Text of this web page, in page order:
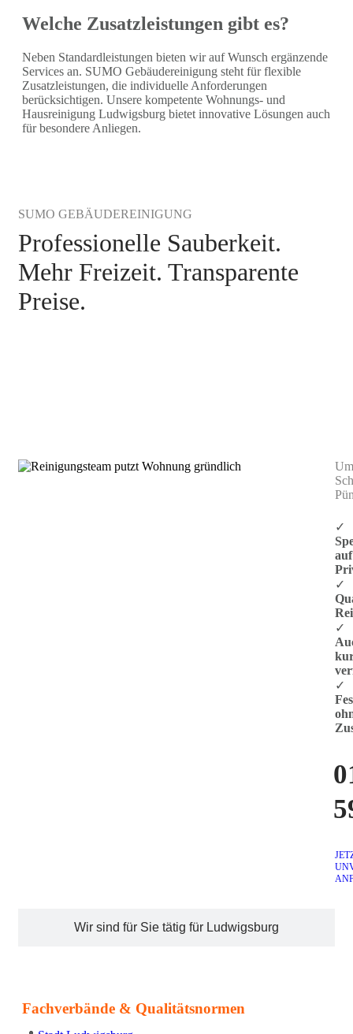
Welche Zusatzleistungen gibt es?
Neben Standardleistungen bieten wir auf Wunsch ergänzende
Services an. SUMO Gebäudereinigung steht für flexible
Zusatzleistungen, die individuelle Anforderungen
berücksichtigen. Unsere kompetente Wohnungs- und
Hausreinigung Ludwigsburg bietet innovative Lösungen auch
für besondere Anliegen.
SUMO GEBÄUDEREINIGUNG
Professionelle Sauberkeit.
Mehr Freizeit. Transparente
Preise.
Wir sind für Sie tätig für Ludwigsburg
✓
auf
✓
✓
✓
Fachverbände & Qualitätsnormen